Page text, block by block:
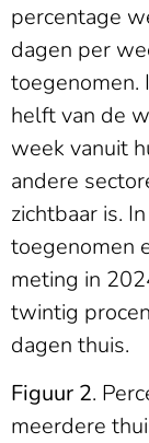
percentage
dagen per
toegenomen.
helft van de
week vanuit
andere
zichtbaar is.
toegenomen
meting in
twintig
dagen thuis.
Figuur 2.
meerdere